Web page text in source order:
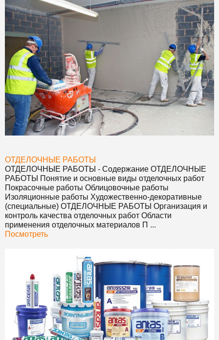
ОТДЕЛОЧНЫЕ РАБОТЫ
ОТДЕЛОЧНЫЕ РАБОТЫ - Содержание ОТДЕЛОЧНЫЕ
РАБОТЫ Понятие и основные виды отделочных работ
Покрасочные работы Облицовочные работы
Изоляционные работы Художественно-декоративные
(специальные) ОТДЕЛОЧНЫЕ РАБОТЫ Организация и
контроль качества отделочных работ Области
применения отделочных материалов П ...
Посмотреть